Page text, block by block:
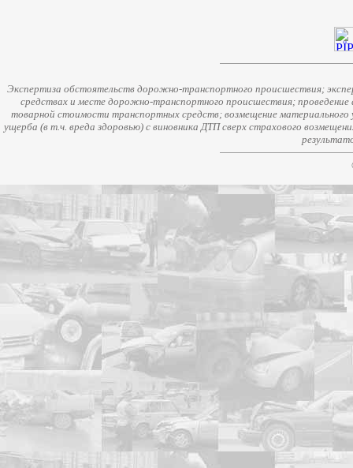
Экспертиза обстоятельств дорожно-транспортного происшествия;
средствах и месте дорожно-транспортного происшествия;
товарной стоимости транспортных средств; возмещение
ущерба (в т.ч. вреда здоровью) с виновника ДТП сверх страхового